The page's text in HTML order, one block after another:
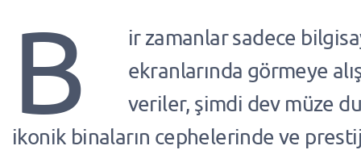
B
ir zamanlar sadece
ekranlarında görmeye
veriler, şimdi dev müze
ikonik binaların cephelerinde ve